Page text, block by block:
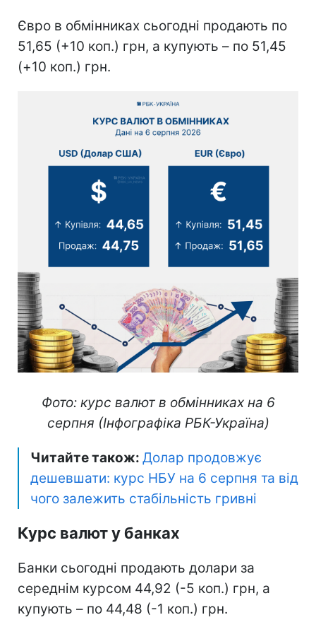
Євро в обмінниках сьогодні продають по
51,65 (+10 коп.) грн, а купують – по 51,45
(+10 коп.) грн.
Фото: курс валют в обмінниках на 6
серпня (Інфографіка РБК-Україна)
Читайте також: Долар продовжує
дешевшати: курс НБУ на 6 серпня та від
чого залежить стабільність гривні
Курс валют у банках
Банки сьогодні продають долари за
середнім курсом 44,92 (-5 коп.) грн, а
купують – по 44,48 (-1 коп.) грн.